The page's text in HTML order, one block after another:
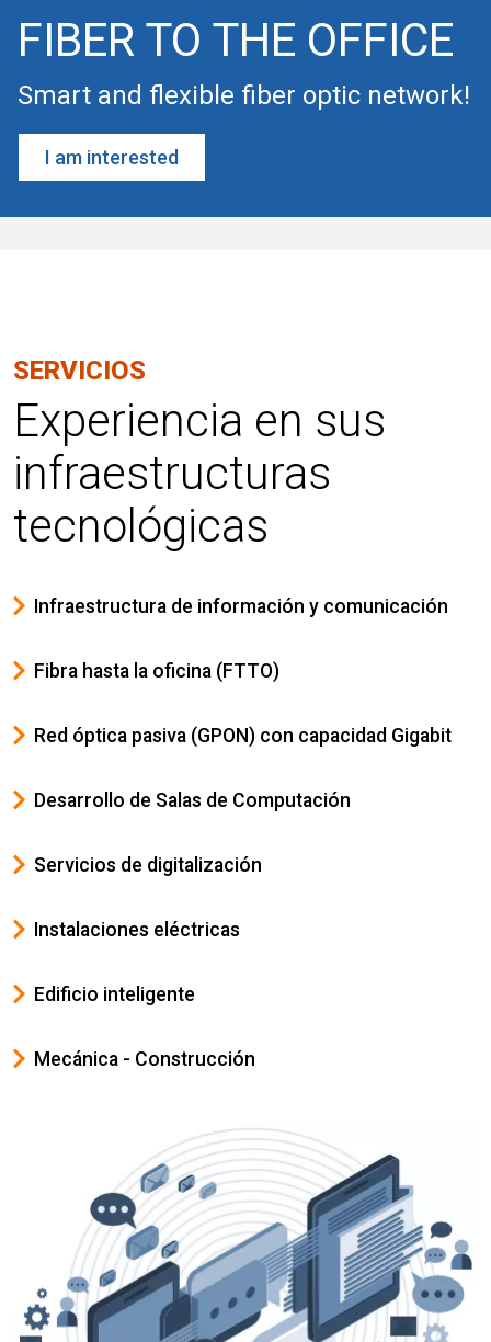
FIBER TO THE OFFICE
Smart and flexible fiber optic network!
I am interested
SERVICIOS
Experiencia en sus
infraestructuras
tecnológicas
Infraestructura de información y comunicación
Fibra hasta la oficina (FTTO)
Red óptica pasiva (GPON) con capacidad Gigabit
Desarrollo de Salas de Computación
Servicios de digitalización
Instalaciones eléctricas
Edificio inteligente
Mecánica - Construcción